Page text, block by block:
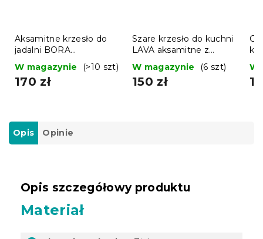
Aksamitne krzesło do
jadalni BORA
ciemnoróżowe
W magazynie (>10 szt)
170 zł
Szare krzesło do kuchni
LAVA aksamitne z
czarnymi nogami
W magazynie (6 szt)
150 zł
W
Opis Opinie
Opis szczegółowy produktu
Materiał